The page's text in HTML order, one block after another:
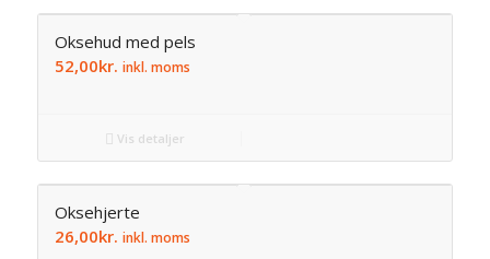
Oksehud med pels
52,00kr. inkl. moms
Vis detaljer
Oksehjerte
26,00kr. inkl. moms